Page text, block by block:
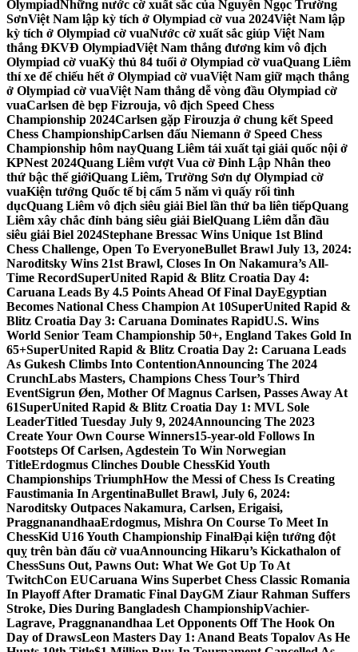
OlympiadNhững nước cờ xuất sắc của Nguyễn Ngọc Trường
SơnViệt Nam lập kỳ tích ở Olympiad cờ vua 2024Việt Nam lập
kỳ tích ở Olympiad cờ vuaNước cờ xuất sắc giúp Việt Nam
thắng ĐKVĐ OlympiadViệt Nam thắng đương kim vô địch
Olympiad cờ vuaKỳ thủ 84 tuổi ở Olympiad cờ vuaQuang Liêm
thí xe để chiếu hết ở Olympiad cờ vuaViệt Nam giữ mạch thắng
ở Olympiad cờ vuaViệt Nam thắng dễ vòng đầu Olympiad cờ
vuaCarlsen đè bẹp Fizrouja, vô địch Speed Chess
Championship 2024Carlsen gặp Firouzja ở chung kết Speed
Chess ChampionshipCarlsen đấu Niemann ở Speed Chess
Championship hôm nayQuang Liêm tái xuất tại giải quốc nội ở
KPNest 2024Quang Liêm vượt Vua cờ Đinh Lập Nhân theo
thứ bậc thế giớiQuang Liêm, Trường Sơn dự Olympiad cờ
vuaKiện tướng Quốc tế bị cấm 5 năm vì quấy rối tình
dụcQuang Liêm vô địch siêu giải Biel lần thứ ba liên tiếpQuang
Liêm xây chắc đỉnh bảng siêu giải BielQuang Liêm dẫn đầu
siêu giải Biel 2024Stephane Bressac Wins Unique 1st Blind
Chess Challenge, Open To EveryoneBullet Brawl July 13, 2024:
Naroditsky Wins 21st Brawl, Closes In On Nakamura’s All-
Time RecordSuperUnited Rapid & Blitz Croatia Day 4:
Caruana Leads By 4.5 Points Ahead Of Final DayEgyptian
Becomes National Chess Champion At 10SuperUnited Rapid &
Blitz Croatia Day 3: Caruana Dominates RapidU.S. Wins
World Senior Team Championship 50+, England Takes Gold In
65+SuperUnited Rapid & Blitz Croatia Day 2: Caruana Leads
As Gukesh Climbs Into ContentionAnnouncing The 2024
CrunchLabs Masters, Champions Chess Tour’s Third
EventSigrun Øen, Mother Of Magnus Carlsen, Passes Away At
61SuperUnited Rapid & Blitz Croatia Day 1: MVL Sole
LeaderTitled Tuesday July 9, 2024Announcing The 2023
Create Your Own Course Winners15-year-old Follows In
Footsteps Of Carlsen, Agdestein To Win Norwegian
TitleErdogmus Clinches Double ChessKid Youth
Championships TriumphHow the Messi of Chess Is Creating
Faustimania In ArgentinaBullet Brawl, July 6, 2024:
Naroditsky Outpaces Nakamura, Carlsen, Erigaisi,
PraggnanandhaaErdogmus, Mishra On Course To Meet In
ChessKid U16 Youth Championship FinalĐại kiện tướng đột
quỵ trên bàn đấu cờ vuaAnnouncing Hikaru’s Kickathalon of
ChessSuns Out, Pawns Out: What We Got Up To At
TwitchCon EUCaruana Wins Superbet Chess Classic Romania
In Playoff After Dramatic Final DayGM Ziaur Rahman Suffers
Stroke, Dies During Bangladesh ChampionshipVachier-
Lagrave, Praggnanandhaa Let Opponents Off The Hook On
Day of DrawsLeon Masters Day 1: Anand Beats Topalov As He